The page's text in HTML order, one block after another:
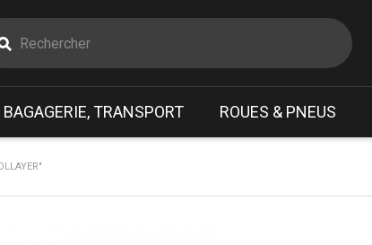
BAGAGERIE, TRANSPORT ROUES & PNEUS